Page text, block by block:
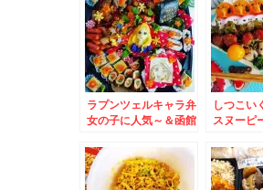
ラプンツェルキャラ弁
女の子に人気～＆函館
ッキーピエロ」さんの
「チャイニーズチキン
バーガー」食べたら病
しつこい
スヌーピ
さんで朝